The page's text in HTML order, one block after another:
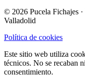
© 2026 Pucela Fichajes
Valladolid
Política de cookies
Este sitio web utiliza
técnicos. No se recaban
consentimiento.